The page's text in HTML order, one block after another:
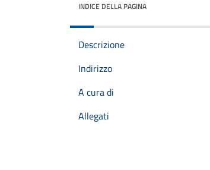
INDICE DELLA PAGINA
Descrizione
Indirizzo
A cura di
Allegati